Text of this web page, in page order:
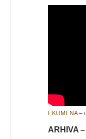
EKUMENA –
ARHIVA